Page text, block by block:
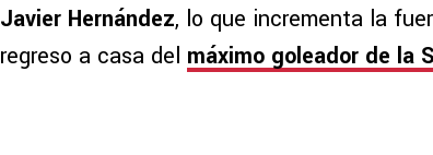
Javier Hernández, lo que incrementa la
regreso a casa del máximo goleador de la